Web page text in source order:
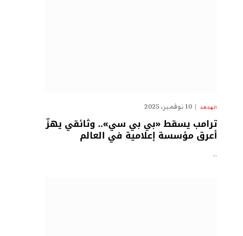
الهدهد 10 نوفمبر، 2025
ترامب يسقط «بي بي سي».. وثائقي يهزّ
أعرق مؤسسة إعلامية في العالم
…